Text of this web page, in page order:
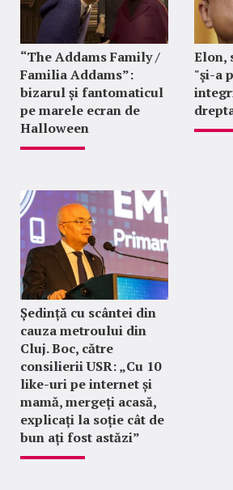
“The Addams Family /
Familia Addams”:
bizarul și fantomaticul
pe marele ecran de
Halloween
Elon,
"şi-a
Ședință cu scântei din
cauza metroului din
Cluj. Boc, către
consilierii USR: „Cu 10
like-uri pe internet și
mamă, mergeți acasă,
explicați la soție cât de
bun ați fost astăzi”